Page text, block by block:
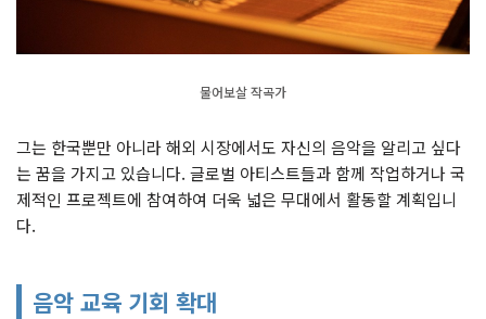
물어보살 작곡가
그는 한국뿐만 아니라 해외 시장에서도 자신의 음악을 알리고 싶다
는 꿈을 가지고 있습니다. 글로벌 아티스트들과 함께 작업하거나 국
제적인 프로젝트에 참여하여 더욱 넓은 무대에서 활동할 계획입니
다.
음악 교육 기회 확대